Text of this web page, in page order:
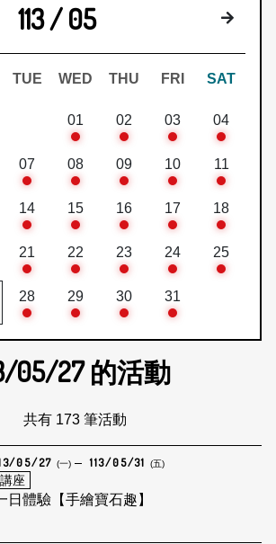
113 / 05 下個月
TUE WED THU FRI SAT
01 02 03 04
07 08 09 10 11
14 15 16 17 18
21 22 23 24 25
28 29 30 31
05/27的活動
共有 173 筆活動
05/27 (一) 113/05/31 (五)
講座
日體驗【手繪寶石趣】